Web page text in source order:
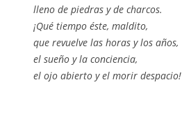
lleno de piedras y de charcos.
¡Qué tiempo éste, maldito,
que revuelve las horas y los años,
el sueño y la conciencia,
el ojo abierto y el morir despacio!